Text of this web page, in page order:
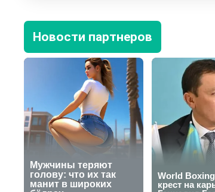
Новости партнеров